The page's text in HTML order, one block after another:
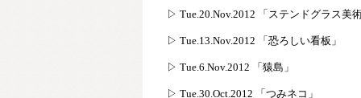
▷ Tue.20.Nov.2012 「ステンドグラス美術
▷ Tue.13.Nov.2012 「恐ろしい看板」
▷ Tue.6.Nov.2012 「猿島」
▷ Tue.30.Oct.2012 「つみネコ」